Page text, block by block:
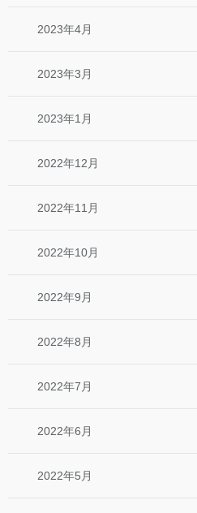
2023年4月
2023年3月
2023年1月
2022年12月
2022年11月
2022年10月
2022年9月
2022年8月
2022年7月
2022年6月
2022年5月